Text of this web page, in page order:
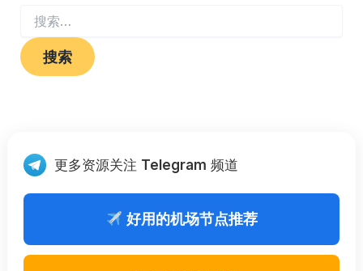
更多资源关注 Telegram 频道
好用的机场节点推荐
索：